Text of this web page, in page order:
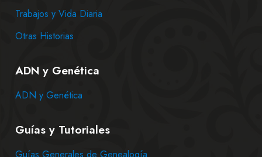
Trabajos y Vida Diaria
Otras Historias
ADN y Genética
ADN y Genética
Guías y Tutoriales